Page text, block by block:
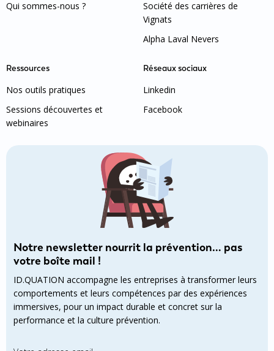
Qui sommes-nous ?
Société des carrières de
Vignats
Alpha Laval Nevers
Ressources
Nos outils pratiques
Sessions découvertes et
webinaires
Réseaux sociaux
Linkedin
Facebook
Notre newsletter nourrit la prévention… pas
votre boîte mail !
ID.QUATION accompagne les entreprises à transformer leurs
comportements et leurs compétences par des expériences
immersives, pour un impact durable et concret sur la
performance et la culture prévention.